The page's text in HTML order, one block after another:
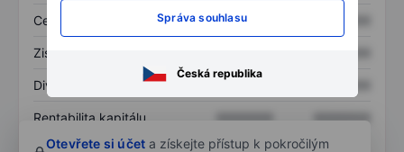
Správa souhlasu
Česká republika
Cena/tržby XXXXXXX
Zisk na akcii
Dividenda na akcii XXXXXXX
Rentabilita kapitálu XXXXXXX
XXXXXXX
Otevřete si účet a získejte přístup k pokročilým